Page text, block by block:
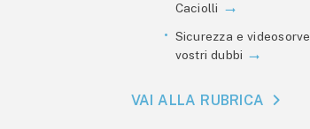
Caciolli
Sicurezza e
vostri dubbi
VAI ALLA RUBRICA